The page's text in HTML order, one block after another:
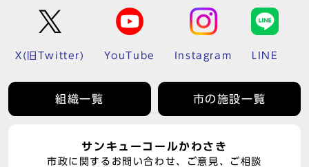
X(旧Twitter) YouTube Instagram LINE
組織一覧 市の施設一覧
サンキューコールかわさき
市政に関するお問い合わせ、ご意見、ご相談